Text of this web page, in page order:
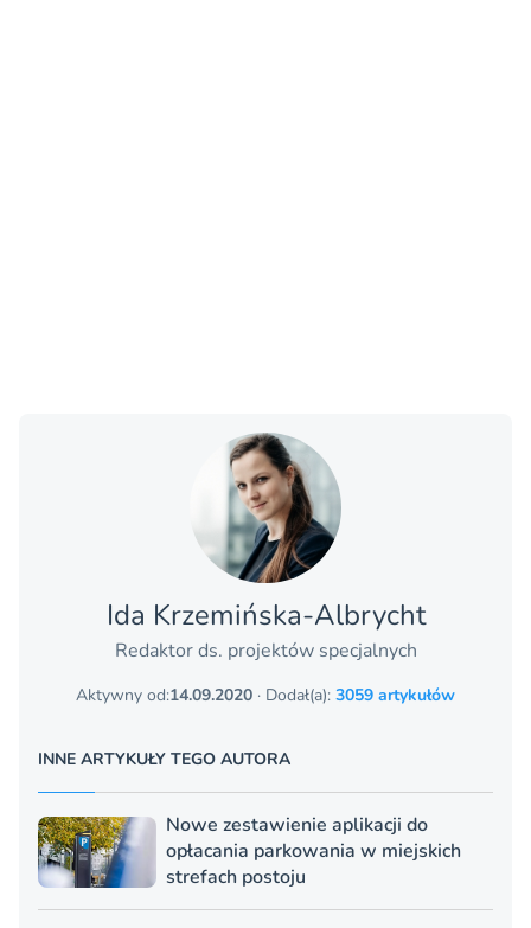
Ida Krzemińska-Albrycht
Redaktor ds. projektów specjalnych
Aktywny od:14.09.2020 · Dodał(a): 3059 artykułów
INNE ARTYKUŁY TEGO AUTORA
Nowe zestawienie aplikacji do
opłacania parkowania w miejskich
strefach postoju